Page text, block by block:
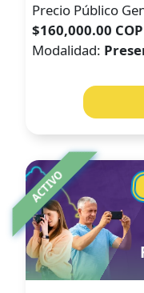
Precio Público
$160,000.00 COP
Modalidad:
ACTIVO
Image